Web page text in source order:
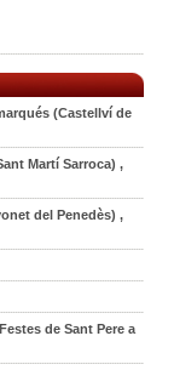
(Castellví de
Martí Sarroca) ,
del Penedès) ,
de Sant Pere a